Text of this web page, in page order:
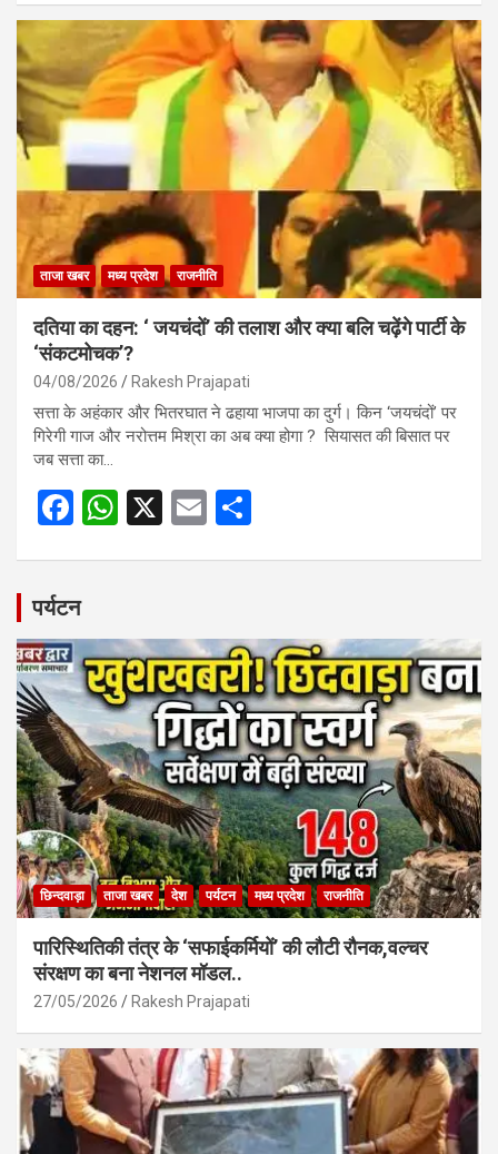
ce
b
o
o
k
at
s
A
p
p
ail ar
e
ताजा खबर मध्य प्रदेश राजनीति
दतिया का दहन: ‘ जयचंदों’ की तलाश और क्या बलि चढ़ेंगे पार्टी के
‘संकटमोचक’?
04/08/2026 Rakesh Prajapati
सत्ता के अहंकार और भितरघात ने ढहाया भाजपा का दुर्ग। किन ‘जयचंदों’ पर
गिरेगी गाज और नरोत्तम मिश्रा का अब क्या होगा ? सियासत की बिसात पर
जब सत्ता का…
F
b
o
o
k
W
A
p
p
X
E
पर्यटन
छिन्दवाड़ा ताजा खबर देश पर्यटन मध्य प्रदेश राजनीति
पारिस्थितिकी तंत्र के ‘सफाईकर्मियों’ की लौटी रौनक,वल्चर
संरक्षण का बना नेशनल मॉडल..
27/05/2026 Rakesh Prajapati